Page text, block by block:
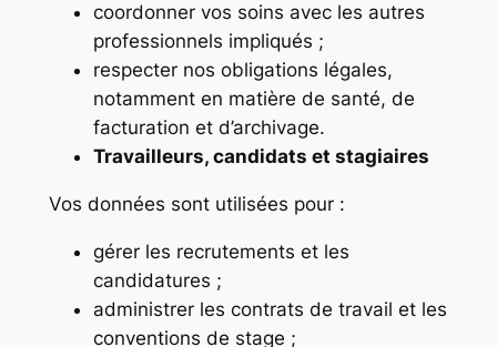
coordonner vos soins avec les autres
professionnels impliqués ;
respecter nos obligations légales,
notamment en matière de santé, de
facturation et d’archivage.
Travailleurs, candidats et stagiaires
Vos données sont utilisées pour :
gérer les recrutements et les
candidatures ;
administrer les contrats de travail et les
conventions de stage ;